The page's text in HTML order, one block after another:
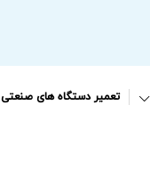
تعمیر دستگاه های صنعتی